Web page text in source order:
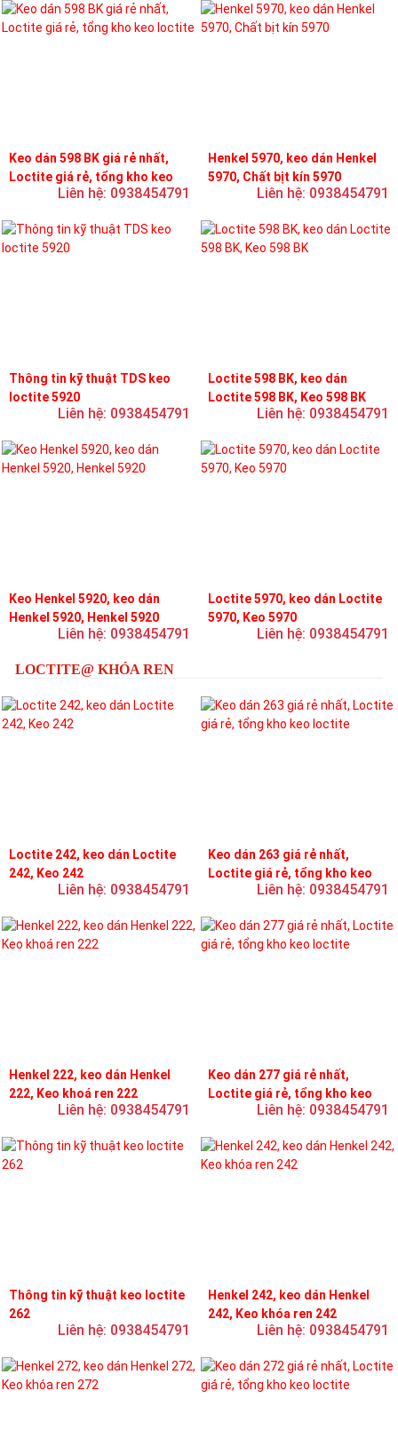
Keo dán 598 BK giá rẻ nhất,
Loctite giá rẻ, tổng kho keo
Liên hệ: 0938454791
Henkel 5970, keo dán Henkel
5970, Chất bịt kín 5970
Liên hệ: 0938454791
Thông tin kỹ thuật TDS keo
loctite 5920
Liên hệ: 0938454791
Loctite 598 BK, keo dán
Loctite 598 BK, Keo 598 BK
Liên hệ: 0938454791
Keo Henkel 5920, keo dán
Henkel 5920, Henkel 5920
Liên hệ: 0938454791
Loctite 5970, keo dán Loctite
5970, Keo 5970
Liên hệ: 0938454791
LOCTITE@ KHÓA REN
Loctite 242, keo dán Loctite
242, Keo 242
Liên hệ: 0938454791
Keo dán 263 giá rẻ nhất,
Loctite giá rẻ, tổng kho keo
Liên hệ: 0938454791
Henkel 222, keo dán Henkel
222, Keo khoá ren 222
Liên hệ: 0938454791
Keo dán 277 giá rẻ nhất,
Loctite giá rẻ, tổng kho keo
Liên hệ: 0938454791
Thông tin kỹ thuật keo loctite
262
Liên hệ: 0938454791
Henkel 242, keo dán Henkel
242, Keo khóa ren 242
Liên hệ: 0938454791